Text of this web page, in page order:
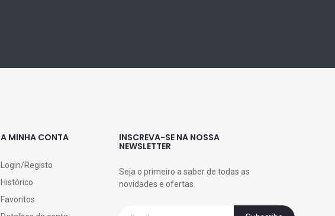
A MINHA CONTA
Login/Registo
Histórico
Favoritos
INSCREVA-SE NA NOSSA
NEWSLETTER
Seja o primeiro a saber de todas as
novidades e ofertas.